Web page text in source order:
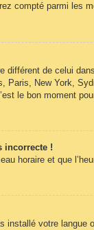
compté parmi les
différent de celui
New York,
le bon moment
incorrecte !
horaire et que
installé votre